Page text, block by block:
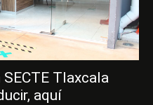
Tlaxcala
aquí